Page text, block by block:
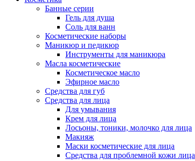
Банные серии
Гель для душа
Соль для ванн
Косметические наборы
Маникюр и педикюр
Инструменты для маникюра
Масла косметические
Косметическое масло
Эфирное масло
Средства для губ
Средства для лица
Для умывания
Крем для лица
Лосьоны, тоники, молочко для лица
Макияж
Маски косметические для лица
Средства для проблемной кожи лица